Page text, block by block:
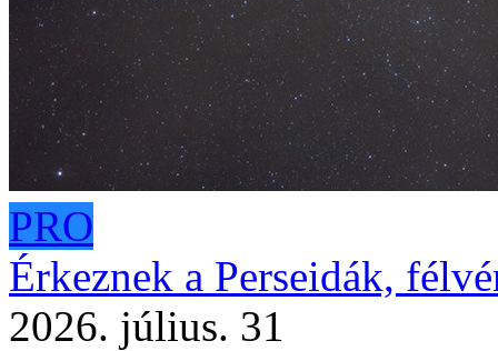
PRO
Érkeznek a Perseidák,
2026. július. 31